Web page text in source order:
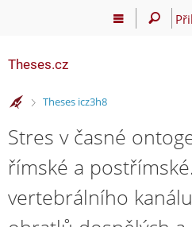
Theses.cz
>
Theses icz3h8
Stres v časné
římské a
vertebrálního